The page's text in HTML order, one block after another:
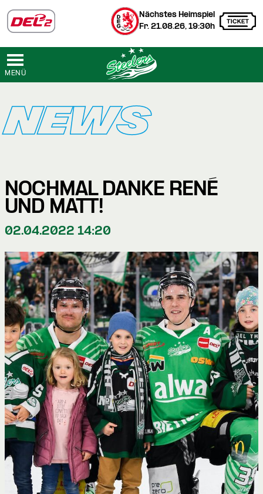
Nächstes Heimspiel
Fr. 21.08.26, 19:30h
MENÜ
NEWS
NOCHMAL DANKE RENÉ
UND MATT!
02.04.2022 14:20